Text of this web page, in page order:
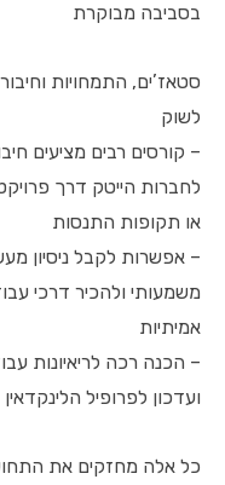
בסביבה מבוקרת
סטאז’ים, התמחויות וחיבור
לשוק
– קורסים רבים מציעים
לחברות הייטק דרך
או תקופות התנסות
– אפשרות לקבל ניסיון
משמעותי ולהכיר דרכי
אמיתיות
– הכנה רכה לריאיונות
ועדכון לפרופיל הלינקדאין
כל אלה מחזקים את